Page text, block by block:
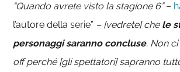
“Quando avrete visto la stagione 6”–
l’autore della serie” – [vedrete] che le
personaggi saranno concluse. Non
off perché [gli spettatori] sapranno